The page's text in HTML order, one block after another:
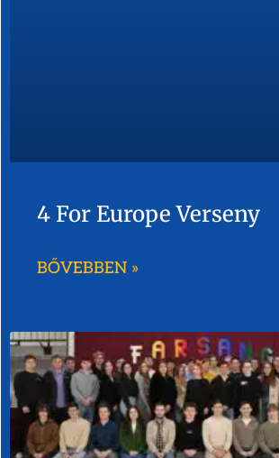
4 For Europe Verseny
BŐVEBBEN »